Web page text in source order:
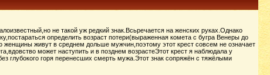
не такой уж редкий знак.Всьречается на женских руках.Однако
определить возраст потери(выраженная комета с бугра Венеры до
женщины живут в среднем дольше мужчин,поэтому этот крест совсем не означает
может наступить и в позднем возрастеЭтот крест я наблюдала у
глубокого горя перенесших смерть мужа.Этот знак сопряжён с тяжёлыми